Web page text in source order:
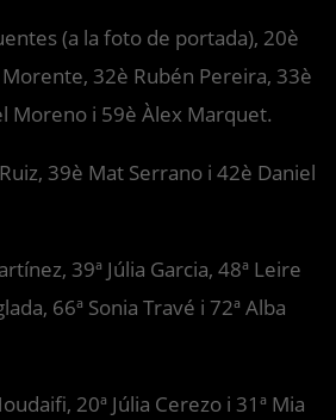
(a la foto de portada), 20è
32è Rubén Pereira, 33è
Moreno i 59è Àlex Marquet.
39è Mat Serrano i 42è Daniel
39ª Júlia Garcia, 48ª Leire
66ª Sonia Travé i 72ª Alba
20ª Júlia Cerezo i 31ª Mia